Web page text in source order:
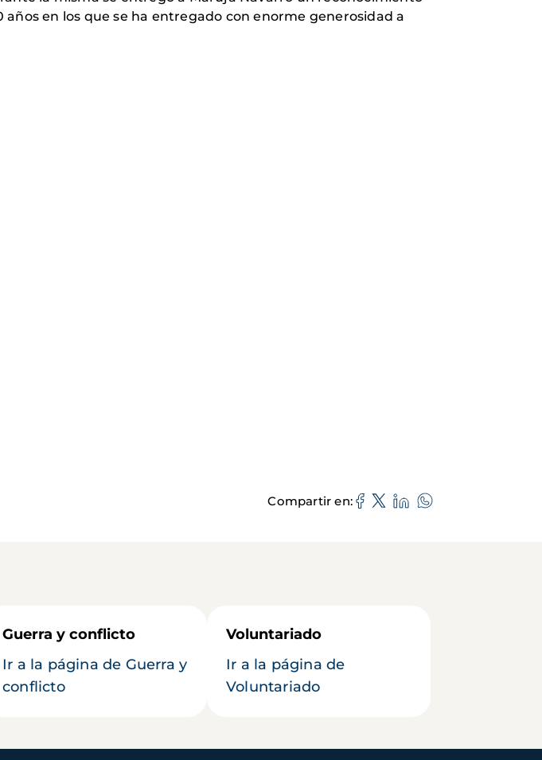
en los que se ha entregado con enorme generosidad a
Compartir en
Guerra y conflicto
Ir a la página de Guerra y
conflicto
Voluntariado
Ir a la página de
Voluntariado